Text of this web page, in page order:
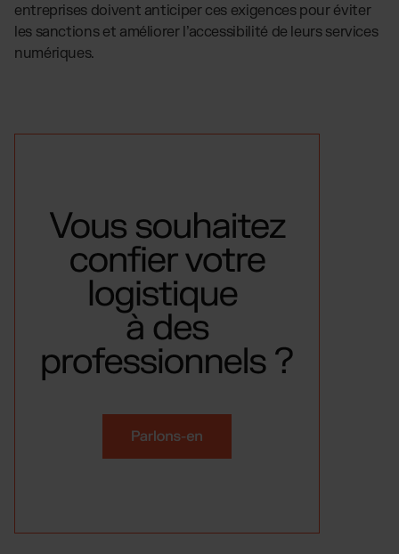
entreprises doivent anticiper ces exigences pour éviter
les sanctions et améliorer l’accessibilité de leurs services
numériques.